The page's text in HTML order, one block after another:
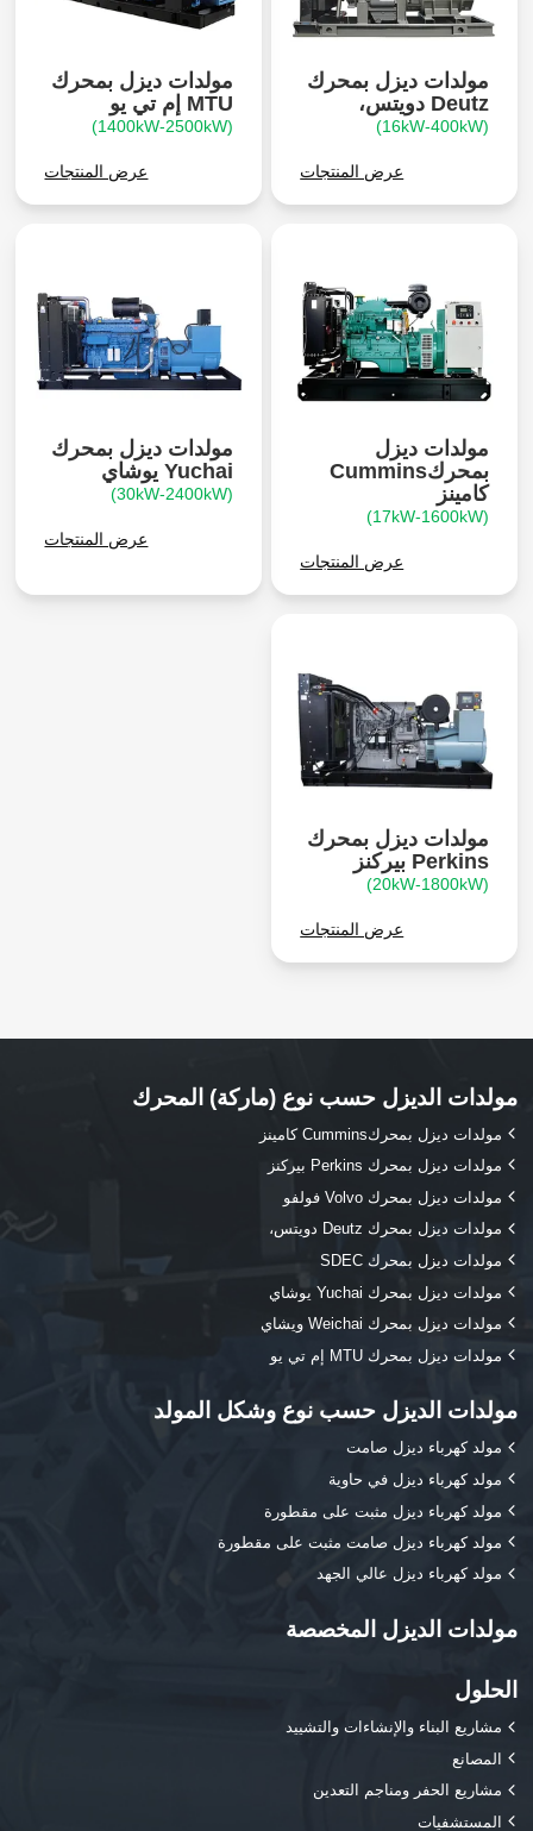
مولدات ديزل بمحرك
Deutz دويتس،
(16kW-400kW)
عرض المنتجات
مولدات ديزل بمحرك
MTU إم تي يو
(1400kW-2500kW)
عرض المنتجات
مولدات ديزل
بمحركCummins
كامينز
(17kW-1600kW)
عرض المنتجات
مولدات ديزل بمحرك
Yuchai يوشاي
(30kW-2400kW)
عرض المنتجات
مولدات ديزل بمحرك
Perkins بيركنز
(20kW-1800kW)
عرض المنتجات
مولدات الديزل حسب نوع (ماركة) المحرك
مولدات ديزل بمحركCummins كامينز
مولدات ديزل بمحرك Perkins بيركنز
مولدات ديزل بمحرك Volvo فولفو
مولدات ديزل بمحرك Deutz دويتس،
مولدات ديزل بمحرك SDEC
مولدات ديزل بمحرك Yuchai يوشاي
مولدات ديزل بمحرك Weichai ويشاي
مولدات ديزل بمحرك MTU إم تي يو
مولدات الديزل حسب نوع وشكل المولد
مولد كهرباء ديزل صامت
مولد كهرباء ديزل في حاوية
مولد كهرباء ديزل مثبت على مقطورة
مولد كهرباء ديزل صامت مثبت على مقطورة
مولد كهرباء ديزل عالي الجهد
مولدات الديزل المخصصة
الحلول
مشاريع البناء والإنشاءات والتشييد
المصانع
مشاريع الحفر ومناجم التعدين
المستشفيات